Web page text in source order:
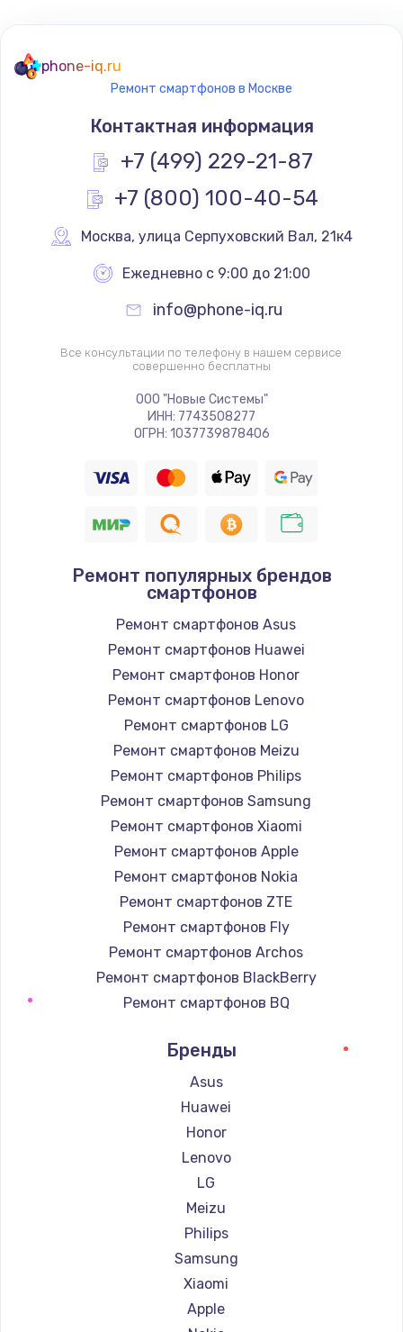
phone-iq.ru
Ремонт смартфонов в Москве
Контактная информация
+7 (499) 229-21-87
+7 (800) 100-40-54
Москва, улица Серпуховский Вал, 21к4
Ежедневно с 9:00 до 21:00
info@phone-iq.ru
Все консультации по телефону в нашем сервисе
совершенно бесплатны
ООО "Новые Системы"
ИНН: 7743508277
ОГРН: 1037739878406
Ремонт популярных брендов
смартфонов
Ремонт смартфонов Asus
Ремонт смартфонов Huawei
Ремонт смартфонов Honor
Ремонт смартфонов Lenovo
Ремонт смартфонов LG
Ремонт смартфонов Meizu
Ремонт смартфонов Philips
Ремонт смартфонов Samsung
Ремонт смартфонов Xiaomi
Ремонт смартфонов Apple
Ремонт смартфонов Nokia
Ремонт смартфонов ZTE
Ремонт смартфонов Fly
Ремонт смартфонов Archos
Ремонт смартфонов BlackBerry
Ремонт смартфонов BQ
Ремонт смартфонов Digma
Ремонт смартфонов Ginzzu
Ремонт смартфонов Highscreen
Ремонт смартфонов Irbis
Ремонт смартфонов Kyocera
Ремонт смартфонов LeEco
Ремонт смартфонов OnePlus
Ремонт смартфонов teXet
Ремонт смартфонов Motorola
Ремонт смартфонов Prestigio
Ремонт смартфонов Vertex
Бренды
Asus
Huawei
Honor
Lenovo
LG
Meizu
Philips
Samsung
Xiaomi
Apple